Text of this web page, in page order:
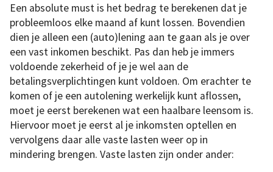
Een absolute must is het bedrag te berekenen dat je
probleemloos elke maand af kunt lossen. Bovendien
dien je alleen een (auto)lening aan te gaan als je over
een vast inkomen beschikt. Pas dan heb je immers
voldoende zekerheid of je je wel aan de
betalingsverplichtingen kunt voldoen. Om erachter te
komen of je een autolening werkelijk kunt aflossen,
moet je eerst berekenen wat een haalbare leensom is.
Hiervoor moet je eerst al je inkomsten optellen en
vervolgens daar alle vaste lasten weer op in
mindering brengen. Vaste lasten zijn onder ander: